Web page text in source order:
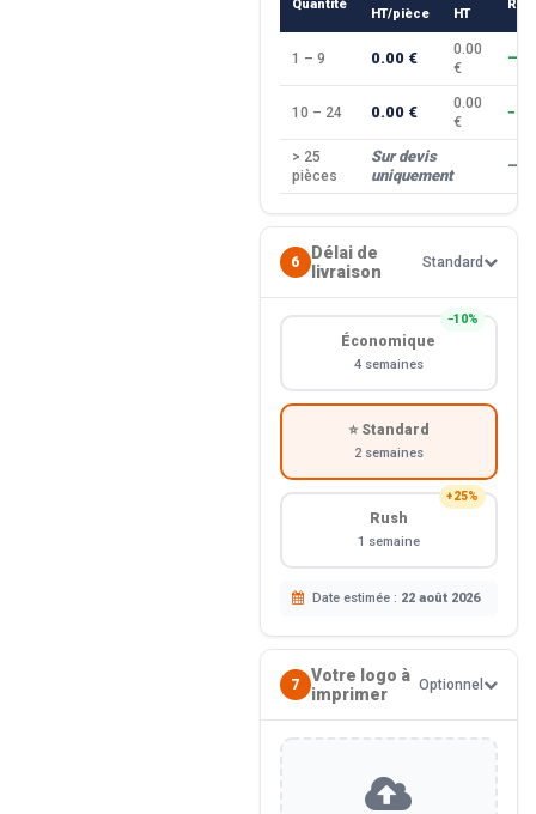
Quantité
HT/pièce
HT
1 – 9 0.00 €
0.00
€
—
10 – 24 0.00 €
0.00
€
> 25
pièces
Sur devis
uniquement
—
6
Délai de
livraison
Standard
−10%
Économique
4 semaines
⭐ Standard
2 semaines
+25%
Rush
1 semaine
Date estimée : 22 août 2026
7
Votre logo à
imprimer
Optionnel